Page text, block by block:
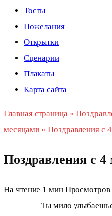
Тосты
Пожелания
Открытки
Сценарии
Плакаты
Карта сайта
Главная страница »
месяцами » Поздравления с
Поздравления с 4
На чтение 1 мин Просмотров
Ты мило